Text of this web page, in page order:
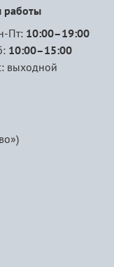
работы
Пт: 10:00–19:00
10:00–15:00
выходной